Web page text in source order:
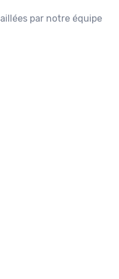
par notre équipe